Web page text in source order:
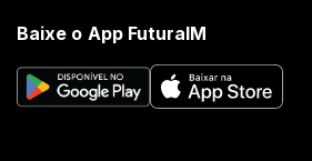
Baixe o App FuturaIM